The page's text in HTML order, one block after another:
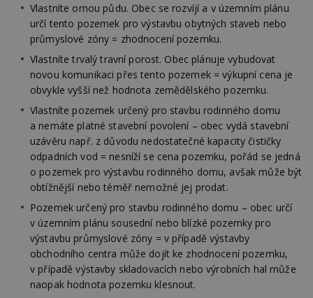
Vlastníte ornou půdu. Obec se rozvíjí a v územním plánu
určí tento pozemek pro výstavbu obytných staveb nebo
průmyslové zóny = zhodnocení pozemku.
Vlastníte trvalý travní porost. Obec plánuje vybudovat
novou komunikaci přes tento pozemek = výkupní cena je
obvykle vyšší než hodnota zemědělského pozemku.
Vlastníte pozemek určený pro stavbu rodinného domu
a nemáte platné stavební povolení – obec vydá stavební
uzávěru např. z důvodu nedostatečné kapacity čističky
odpadních vod = nesníží se cena pozemku, pořád se jedná
o pozemek pro výstavbu rodinného domu, avšak může být
obtížnější nebo téměř nemožné jej prodat.
Pozemek určený pro stavbu rodinného domu – obec určí
v územním plánu sousední nebo blízké pozemky pro
výstavbu průmyslové zóny = v případě výstavby
obchodního centra může dojít ke zhodnocení pozemku,
v případě výstavby skladovacích nebo výrobních hal může
naopak hodnota pozemku klesnout.